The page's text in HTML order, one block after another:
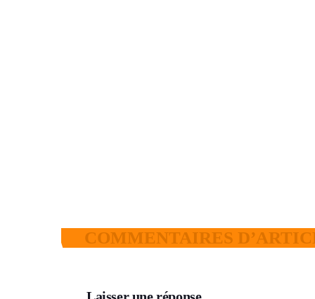
COMMENTAIRES